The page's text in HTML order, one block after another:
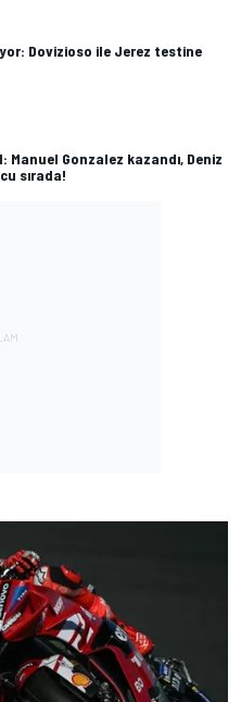
Dovizioso ile Jerez testine
Manuel Gonzalez kazandı, Deniz
sırada!